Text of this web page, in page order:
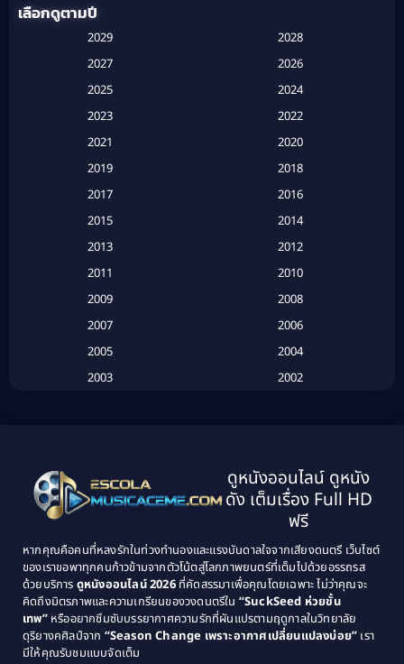
Based on a True Story สร้างจากเรื่องจริง(2)
Based on a True Story เรื่องจริง (16)
Based on a True Story เรื่องจริง (20)
Classic หนังคลาสสิก(25)
Classic หนังคลาสสิก(134)
Classic หนังคลาสสิก(21)
Comedy ตลก(515)
Comedy ตลก(46)
เลือกดูตามปี
2029
2028
2027
2026
2025
2024
2023
2022
2021
2020
2019
2018
2017
2016
2015
2014
2013
2012
2011
2010
2009
2008
2007
2006
2005
2004
2003
2002
1995
1994
1993
1992
1989
1988
1987
1986
1985
1984
1983
1982
ดูหนังออนไลน์ ดูหนัง
ดัง เต็มเรื่อง Full HD
ฟรี
หากคุณคือคนที่หลงรักในท่วงทำนองและแรงบันดาลใจจากเสียงดนตรี เว็บไซต์
ของเราขอพาทุกคนก้าวข้ามจากตัวโน้ตสู่โลกภาพยนตร์ที่เต็มไปด้วยอรรถรส
ด้วยบริการ ดูหนังออนไลน์ 2026ที่คัดสรรมาเพื่อคุณโดยเฉพาะ ไม่ว่าคุณจะ
คิดถึงมิตรภาพและความเกรียนของวงดนตรีใน “SuckSeed ห่วยขั้น
เทพ”หรืออยากซึมซับบรรยากาศความรักที่ผันแปรตามฤดูกาลในวิทยาลัย
ดุริยางคศิลป์จาก “Season Change เพราะอากาศเปลี่ยนแปลงบ่อย” เรา
มีให้คุณรับชมแบบจัดเต็ม